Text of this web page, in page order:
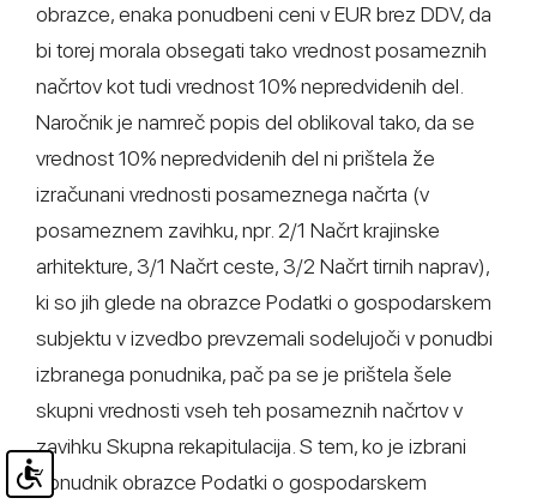
obrazce, enaka ponudbeni ceni v EUR brez DDV, da
bi torej morala obsegati tako vrednost posameznih
načrtov kot tudi vrednost 10% nepredvidenih del.
Naročnik je namreč popis del oblikoval tako, da se
vrednost 10% nepredvidenih del ni prištela že
izračunani vrednosti posameznega načrta (v
posameznem zavihku, npr. 2/1 Načrt krajinske
arhitekture, 3/1 Načrt ceste, 3/2 Načrt tirnih naprav),
ki so jih glede na obrazce Podatki o gospodarskem
subjektu v izvedbo prevzemali sodelujoči v ponudbi
izbranega ponudnika, pač pa se je prištela šele
skupni vrednosti vseh teh posameznih načrtov v
zavihku Skupna rekapitulacija. S tem, ko je izbrani
ponudnik obrazce Podatki o gospodarskem